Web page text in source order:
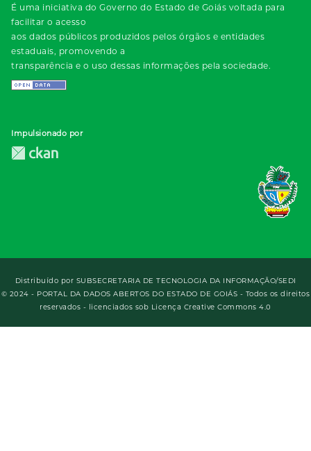
É uma iniciativa do Governo do Estado de Goiás voltada para
facilitar o acesso
aos dados públicos produzidos pelos órgãos e entidades
estaduais, promovendo a
transparência e o uso dessas informações pela sociedade.
Impulsionado por
Distribuído por SUBSECRETARIA DE TECNOLOGIA DA INFORMAÇÃO/SEDI
© 2024 - PORTAL DA DADOS ABERTOS DO ESTADO DE GOIÁS - Todos os direitos
reservados - licenciados sob Licença Creative Commons 4.0